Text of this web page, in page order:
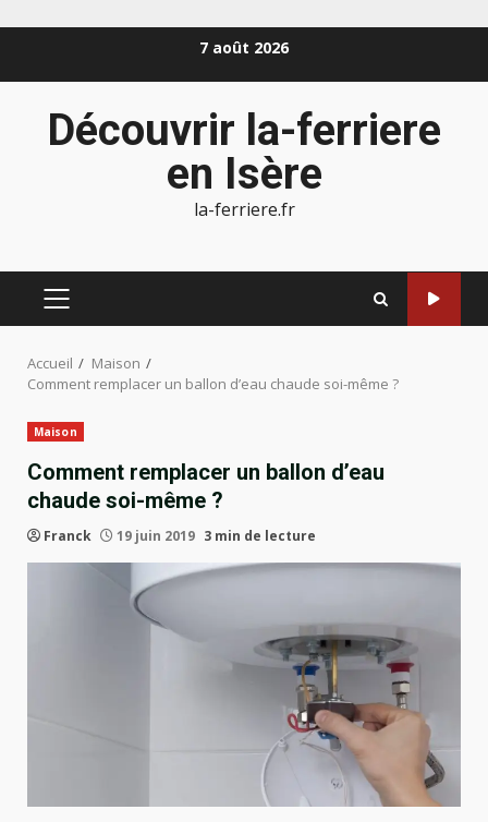
7 août 2026
Découvrir la-ferriere
en Isère
la-ferriere.fr
MENU
Accueil
Maison
Comment remplacer un ballon d’eau chaude soi-même ?
Maison
Comment remplacer un ballon d’eau
chaude soi-même ?
Franck 19 juin 2019 3 min de lecture